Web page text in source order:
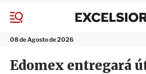
M
n
08 de Agosto de 2026
Edomex entregará